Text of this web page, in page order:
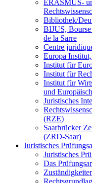
ERASMUS-
Bibliothek/
BIJUS,
de la Sarre
Centre
Europa
Institut für
Institut für
Institut für
und
Juristisches
(RZE)
Saarbrücker
(ZRD-Saar)
Juristisches
Juristisches
Das